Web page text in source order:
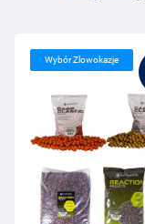
Wybór Zlowokazje